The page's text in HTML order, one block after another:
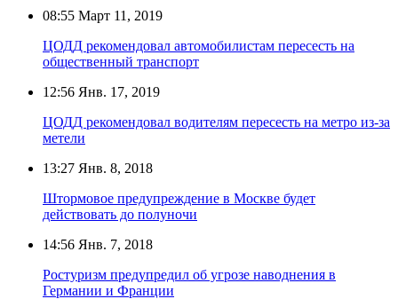
08:55 Март 11, 2019
ЦОДД рекомендовал автомобилистам пересесть на
общественный транспорт
12:56 Янв. 17, 2019
ЦОДД рекомендовал водителям пересесть на метро из-за
метели
13:27 Янв. 8, 2018
Штормовое предупреждение в Москве будет
действовать до полуночи
14:56 Янв. 7, 2018
Ростуризм предупредил об угрозе наводнения в
Германии и Франции